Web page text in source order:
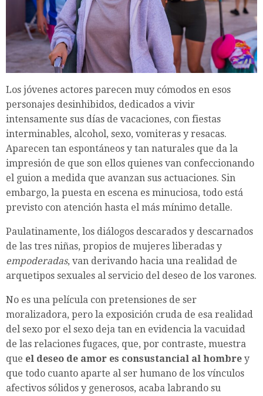
Los jóvenes actores parecen muy cómodos en esos
personajes desinhibidos, dedicados a vivir
intensamente sus días de vacaciones, con fiestas
interminables, alcohol, sexo, vomiteras y resacas.
Aparecen tan espontáneos y tan naturales que da la
impresión de que son ellos quienes van confeccionando
el guion a medida que avanzan sus actuaciones. Sin
embargo, la puesta en escena es minuciosa, todo está
previsto con atención hasta el más mínimo detalle.
Paulatinamente, los diálogos descarados y descarnados
de las tres niñas, propios de mujeres liberadas y
empoderadas, van derivando hacia una realidad de
arquetipos sexuales al servicio del deseo de los varones.
No es una película con pretensiones de ser
moralizadora, pero la exposición cruda de esa realidad
del sexo por el sexo deja tan en evidencia la vacuidad
de las relaciones fugaces, que, por contraste, muestra
que el deseo de amor es consustancial al hombre y
que todo cuanto aparte al ser humano de los vínculos
afectivos sólidos y generosos, acaba labrando su